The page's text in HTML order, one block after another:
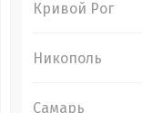
Кривой Рог
Никополь
Самарь